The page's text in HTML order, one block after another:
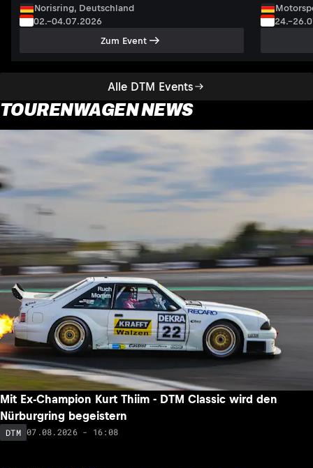
Alle DTM Events
Norisring, Deutschland
02.–04.07.2026
Zum Event
TOURENWAGEN NEWS
Mit Ex-Champion Kurt Thiim - DTM Classic wird den
Nürburgring begeistern
DTM 07.08.2026 - 16:08